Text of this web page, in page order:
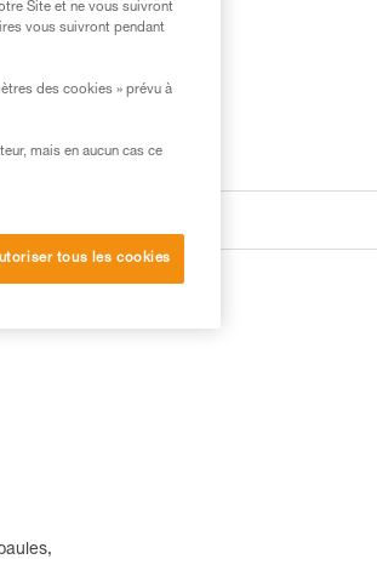
Site et ne vous suivront
vous suivront pendant
des cookies » prévu à
mais en aucun cas ce
tous les cookies